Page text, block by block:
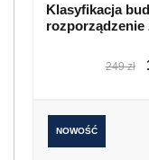
Klasyfikacja
rozporządzenie
249 zł
NOWOŚĆ